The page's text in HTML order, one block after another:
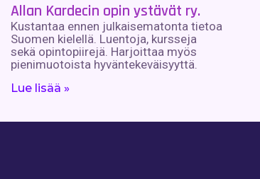
Allan Kardecin opin ystävät ry.
Kustantaa ennen julkaisematonta tietoa
Suomen kielellä. Luentoja, kursseja
sekä opintopiirejä. Harjoittaa myös
pienimuotoista hyväntekeväisyyttä.
Lue lisää »